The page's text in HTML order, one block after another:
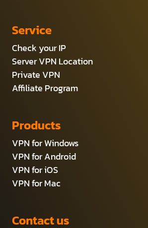
Service
Check your IP
Server VPN Location
Private VPN
Affiliate Program
Products
VPN for Windows
VPN for Android
VPN for iOS
VPN for Mac
Contact us